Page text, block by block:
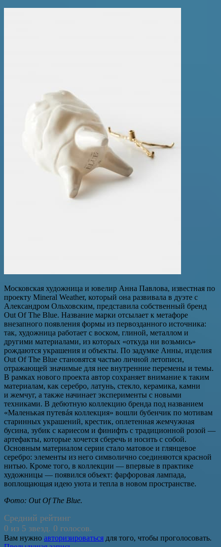
Московская художница и ювелир Анна Павлова, известная по
проекту Mineral Weather, который она развивала в дуэте с
Александром Ольховским, представила собственный бренд
Out Of The Blue. Название марки отсылает к метафоре
внезапного появления формы из первозданного источника:
так, художница работает с воском, глиной, металлом и
другими материалами, из которых «откуда ни возьмись»
рождаются украшения и объекты. По задумке Анны, изделия
Out Of The Blue становятся частью личной летописи,
отражающей значимые для нее внутренние перемены и темы.
В рамках нового проекта автор сохраняет внимание к таким
материалам, как серебро, латунь, стекло, керамика, камни
и жемчуг, а также начинает эксперименты с новыми
техниками. В дебютную коллекцию бренда под названием
«Маленькая путевáя коллекция» вошли бубенчик по мотивам
старинных украшений, крестик, оплетенная жемчужная
бусина, зубик с кариесом и финифть с традиционной розой —
артефакты, которые хочется сберечь и носить с собой.
Основным материалом серии стало матовое и глянцевое
серебро: элементы из него символично соединяются красной
нитью. Кроме того, в коллекции — впервые в практике
художницы — появился объект: фарфоровая лампада,
воплощающая идею уюта и тепла в новом пространстве.
Фото: Out Of The Blue.
Средний рейтинг
0 из 5 звезд. 0 голосов.
Вам нужно авторизироваться для того, чтобы проголосовать.